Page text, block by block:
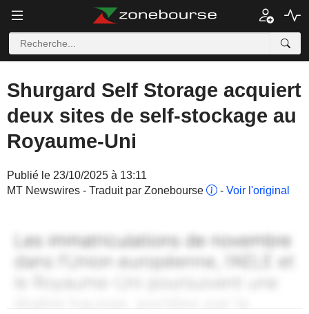
Shurgard Self Storage acquiert
deux sites de self-stockage au
Royaume-Uni
Publié le 23/10/2025 à 13:11
MT Newswires - Traduit par Zonebourse
- Voir l'original